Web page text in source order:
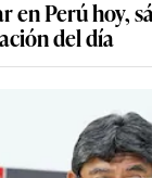
en Perú hoy,
del día